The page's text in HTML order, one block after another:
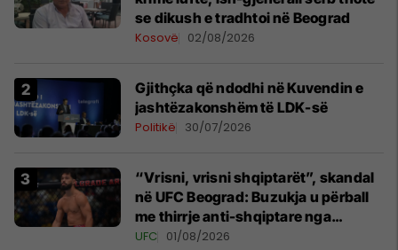
se dikush e tradhtoi në Beograd
Kosovë 02/08/2026
Gjithçka që ndodhi në Kuvendin e
jashtëzakonshëm të LDK-së
Politikë 30/07/2026
“Vrisni, vrisni shqiptarët”, skandal
në UFC Beograd: Buzukja u përball
me thirrje anti-shqiptare nga
tribunat
UFC 01/08/2026